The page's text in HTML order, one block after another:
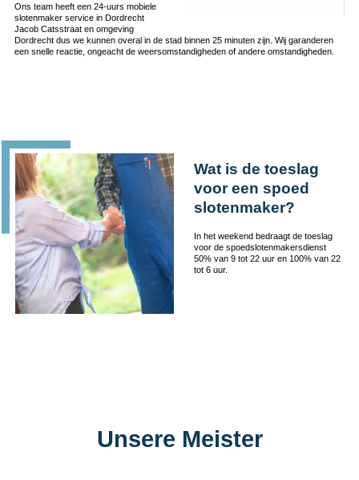
Ons team heeft een 24-uurs mobiele
slotenmaker service in Dordrecht
Jacob Catsstraat en omgeving
Dordrecht dus we kunnen overal in de stad binnen 25 minuten zijn. Wij garanderen
een snelle reactie, ongeacht de weersomstandigheden of andere omstandigheden.
Wat is de toeslag
voor een spoed
slotenmaker?
In het weekend bedraagt de toeslag
voor de spoedslotenmakersdienst
50% van 9 tot 22 uur en 100% van 22
tot 6 uur.
Unsere Meister